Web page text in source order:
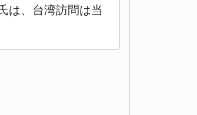
は、台湾訪問は当